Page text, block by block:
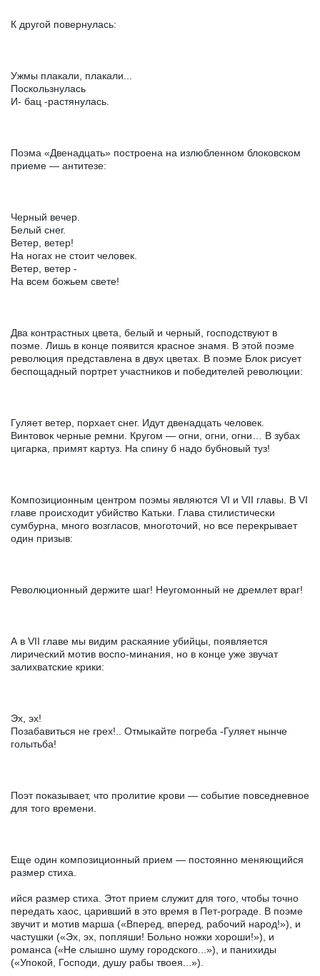
К другой повернулась:
Ужмы плакали, плакали...
Поскользнулась
И- бац -растянулась.
Поэма «Двенадцать» построена на излюбленном блоковском
приеме — антитезе:
Черный вечер.
Белый снег.
Ветер, ветер!
На ногах не стоит человек.
Ветер, ветер -
На всем божьем свете!
Два контрастных цвета, белый и черный, господствуют в
поэме. Лишь в конце появится красное знамя. В этой поэме
революция представлена в двух цветах. В поэме Блок рисует
беспощадный портрет участников и победителей революции:
Гуляет ветер, порхает снег. Идут двенадцать человек.
Винтовок черные ремни. Кругом — огни, огни, огни… В зубах
цигарка, примят картуз. На спину б надо бубновый туз!
Композиционным центром поэмы являются VI и VII главы. В VI
главе происходит убийство Катьки. Глава стилистически
сумбурна, много возгласов, многоточий, но все перекрывает
один призыв:
Революционный держите шаг! Неугомонный не дремлет враг!
А в VII главе мы видим раскаяние убийцы, появляется
лирический мотив воспо-минания, но в конце уже звучат
залихватские крики:
Эх, эх!
Позабавиться не грех!.. Отмыкайте погреба -Гуляет нынче
голытьба!
Поэт показывает, что пролитие крови — событие повседневное
для того времени.
Еще один композиционный прием — постоянно меняющийся
размер стиха.
ийся размер стиха. Этот прием служит для того, чтобы точно
передать хаос, царивший в это время в Пет-рограде. В поэме
звучит и мотив марша («Вперед, вперед, рабочий народ!»), и
частушки («Эх, эх, попляши! Больно ножки хороши!»), и
романса («Не слышно шуму городского...»), и панихиды
(«Упокой, Господи, душу рабы твоея...»).